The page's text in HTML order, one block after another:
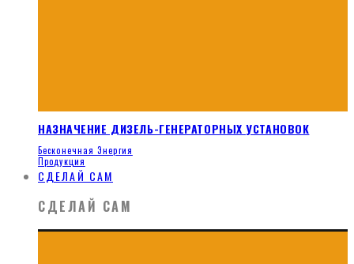
НАЗНАЧЕНИЕ ДИЗЕЛЬ-ГЕНЕРАТОРНЫХ УСТАНОВОК
Бесконечная Энергия
Продукция
СДЕЛАЙ САМ
СДЕЛАЙ САМ